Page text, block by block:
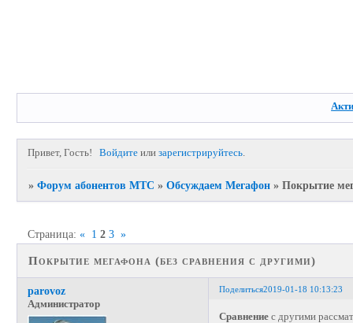
Привет, Гость! Войдите илизарегистрируйтесь.
»Форум абонентов МТС »Обсуждаем Мегафон »Покрытие
Покрытие мегафона (без сравнения с другими)
Страница:« 1 2 3 »
Поделиться2019-01-18 10:13:23
parovoz
Администратор
Сравнение с другими